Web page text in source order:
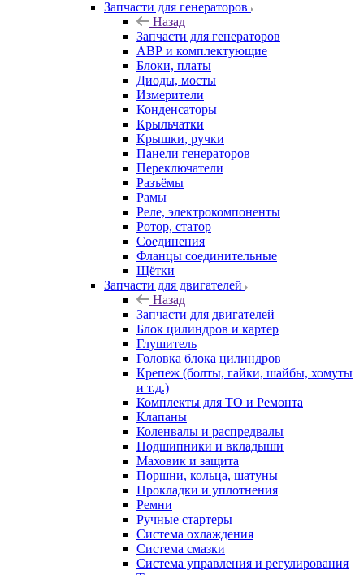
Запчасти для генераторов
Назад
Запчасти для генераторов
АВР и комплектующие
Блоки, платы
Диоды, мосты
Измерители
Конденсаторы
Крыльчатки
Крышки, ручки
Панели генераторов
Переключатели
Разъёмы
Рамы
Реле, электрокомпоненты
Ротор, статор
Соединения
Фланцы соединительные
Щётки
Запчасти для двигателей
Назад
Запчасти для двигателей
Блок цилиндров и картер
Глушитель
Головка блока цилиндров
Крепеж (болты, гайки, шайбы, хомуты
и т.д.)
Комплекты для ТО и Ремонта
Клапаны
Коленвалы и распредвалы
Подшипники и вкладыши
Маховик и защита
Поршни, кольца, шатуны
Прокладки и уплотнения
Ремни
Ручные стартеры
Система охлаждения
Система смазки
Система управления и регулирования